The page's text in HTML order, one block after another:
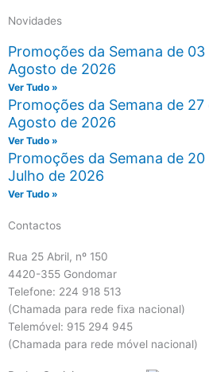
Novidades
Promoções da Semana de
Agosto de 2026
Ver Tudo »
Promoções da Semana de
Agosto de 2026
Ver Tudo »
Promoções da Semana de
Julho de 2026
Ver Tudo »
Contactos
Rua 25 Abril, nº 150
4420-355 Gondomar
Telefone: 224 918 513
(Chamada para rede fixa nacional)
Telemóvel: 915 294 945
(Chamada para rede móvel nacional)